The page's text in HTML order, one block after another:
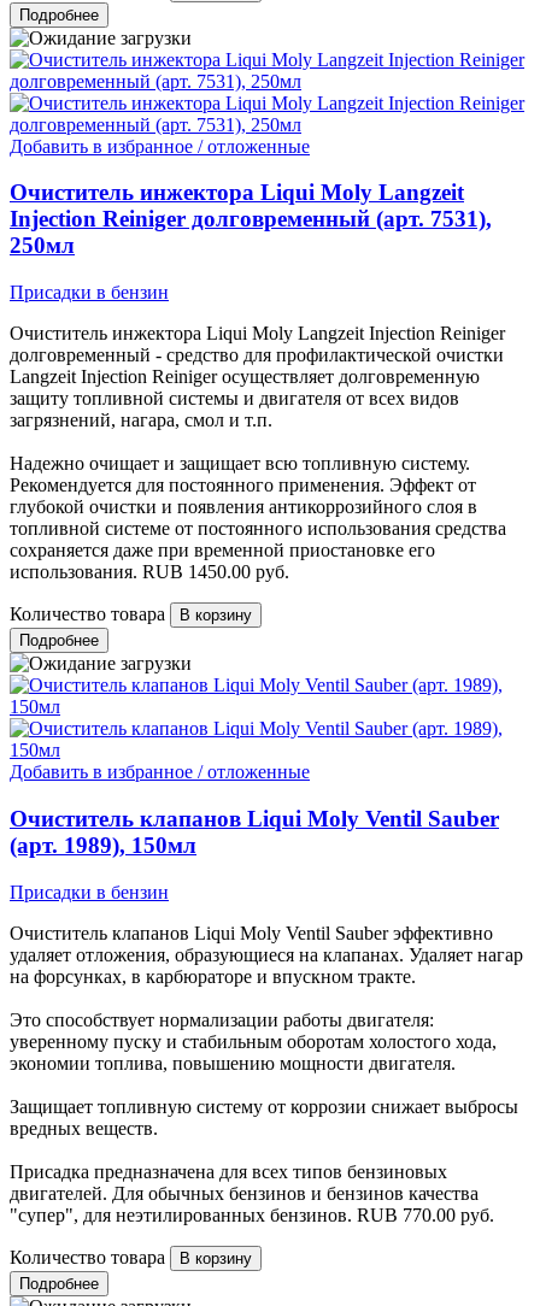
Подробнее
Добавить в избранное / отложенные
Очиститель инжектора Liqui Moly Langzeit
Injection Reiniger долговременный (арт. 7531),
250мл
Присадки в бензин
Очиститель инжектора Liqui Moly Langzeit Injection Reiniger
долговременный - средство для профилактической очистки
Langzeit Injection Reiniger осуществляет долговременную
защиту топливной системы и двигателя от всех видов
загрязнений, нагара, смол и т.п.
Надежно очищает и защищает всю топливную систему.
Рекомендуется для постоянного применения. Эффект от
глубокой очистки и появления антикоррозийного слоя в
топливной системе от постоянного использования средства
сохраняется даже при временной приостановке его
использования. RUB 1450.00 руб.
Количество товара
Подробнее
Добавить в избранное / отложенные
Очиститель клапанов Liqui Moly Ventil Sauber
(арт. 1989), 150мл
Присадки в бензин
Очиститель клапанов Liqui Moly Ventil Sauber эффективно
удаляет отложения, образующиеся на клапанах. Удаляет нагар
на форсунках, в карбюраторе и впускном тракте.
Это способствует нормализации работы двигателя:
уверенному пуску и стабильным оборотам холостого хода,
экономии топлива, повышению мощности двигателя.
Защищает топливную систему от коррозии снижает выбросы
вредных веществ.
Присадка предназначена для всех типов бензиновых
двигателей. Для обычных бензинов и бензинов качества
"супер", для неэтилированных бензинов. RUB 770.00 руб.
Количество товара
Подробнее